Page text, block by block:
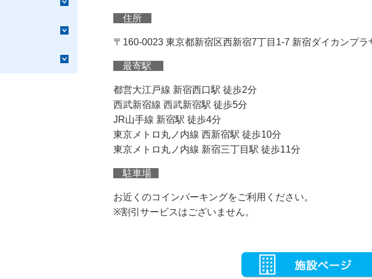
住所
〒160-0023 東京都新宿区西新宿7丁目1-7 新宿ダイカンプラ
最寄駅
都営大江戸線 新宿西口駅 徒歩2分
西武新宿線 西武新宿駅 徒歩5分
JR山手線 新宿駅 徒歩4分
東京メトロ丸ノ内線 西新宿駅 徒歩10分
東京メトロ丸ノ内線 新宿三丁目駅 徒歩11分
駐車場
お近くのコインパーキングをご利用ください。
※割引サービスはございません。